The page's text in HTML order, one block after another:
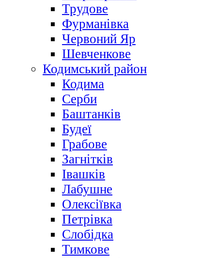
Трудове
Фурманівка
Червоний Яр
Шевченкове
Кодимський район
Кодима
Серби
Баштанків
Будеї
Грабове
Загнітків
Івашків
Лабушне
Олексіївка
Петрівка
Слобідка
Тимкове